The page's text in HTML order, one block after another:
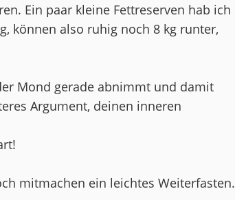
Ein paar kleine Fettreserven hab ich
können also ruhig noch 8 kg runter,
Mond gerade abnimmt und damit
Argument, deinen inneren
mitmachen ein leichtes Weiterfasten.